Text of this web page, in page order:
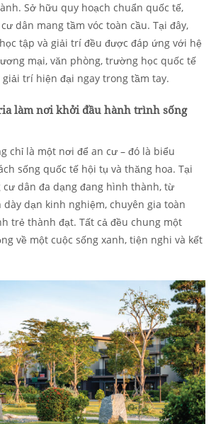
Sở hữu quy hoạch chuẩn quốc tế,
dân mang tầm vóc toàn cầu. Tại đây,
tập và giải trí đều được đáp ứng với hệ
mại, văn phòng, trường học quốc tế
trí hiện đại ngay trong tầm tay.
làm nơi khởi đầu hành trình sống
chỉ là một nơi để an cư – đó là biểu
sống quốc tế hội tụ và thăng hoa. Tại
cư dân đa dạng đang hình thành, từ
dạn kinh nghiệm, chuyên gia toàn
trẻ thành đạt. Tất cả đều chung một
về một cuộc sống xanh, tiện nghi và kết